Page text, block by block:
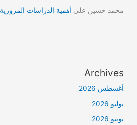
محمد حسين على أهمية الدراسات المرورية
Archives
أغسطس 2026
يوليو 2026
يونيو 2026